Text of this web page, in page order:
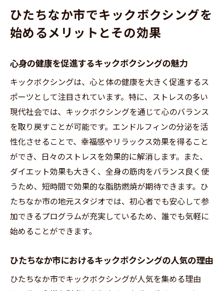
キル
ストレス軽減に繋がるエクササイズの重要
地域コミュニティと繋がる機会としてのキ
ックボクシング
持続可能なフィットネス習慣の確立
キックボクシングでストレス解消！ひたちなか
市のおすすめスタジオ
初心者にも優しいスタジオ選びのポイント
ひたちなか市で評判の高いキックボクシン
グスタジオ
プロフェッショナルなトレーナーがいるス
タジオの魅力
各スタジオのユニークなプログラム紹介
オの雰囲気
スタジオ選びの際に確認すべき設備とサー
ビス
ひたちなか市でキックボクシングを
始めるメリットとその効果
心身の健康を促進するキックボクシングの魅力
キックボクシングは、心と体の健康を大きく促進するス
ポーツとして注目されています。特に、ストレスの多い
現代社会では、キックボクシングを通じて心のバランス
を取り戻すことが可能です。エンドルフィンの分泌を活
性化させることで、幸福感やリラックス効果を得ること
ができ、日々のストレスを効果的に解消します。また、
ダイエット効果も大きく、全身の筋肉をバランス良く使
うため、短時間で効果的な脂肪燃焼が期待できます。ひ
たちなか市の地元スタジオでは、初心者でも安心して参
加できるプログラムが充実しているため、誰でも気軽に
始めることができます。
ひたちなか市におけるキックボクシングの人気の理由
ひたちなか市でキックボクシングが人気を集める理由